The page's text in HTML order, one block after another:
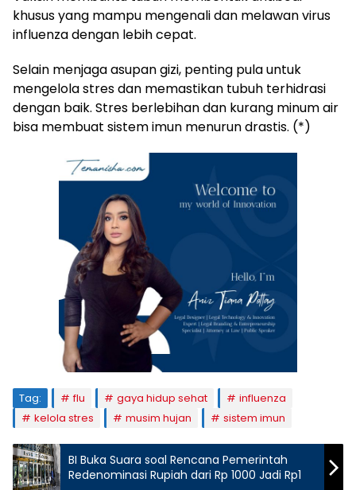
khusus yang mampu mengenali dan melawan virus
influenza dengan lebih cepat.
Selain menjaga asupan gizi, penting pula untuk
mengelola stres dan memastikan tubuh terhidrasi
dengan baik. Stres berlebihan dan kurang minum air
bisa membuat sistem imun menurun drastis. (*)
Tag: flu gaya hidup sehat
influenza
kelola stres
musim hujan sistem imun
BI Buka Suara soal Rencana Pemerintah
Redenominasi Rupiah dari Rp 1000 Jadi Rp1